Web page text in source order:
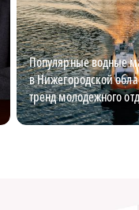
Популярные водные
в Нижегородской
тренд молодежного